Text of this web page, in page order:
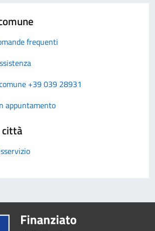
frequenti
+39 039 28931
appuntamento
città